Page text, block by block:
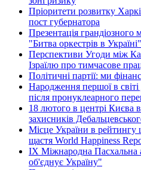
Пріоритети розвитку
пост губернатора
Презентація
"Битва оркестрів в Україні"
Перспективи Угоди між
Ізраїлю про тимчасове
Політичні партії: ми
Народження першої в
після пронуклеарного
18 лютого в центрі Києва
захисників
Місце України в рейтингу
щастя World Happiness
ІХ Міжнародна Пасхальна
об'єднує Україну"